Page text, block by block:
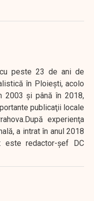
peste 23 de ani de
în Ploieşti, acolo
2003 şi până în 2018,
publicaţii locale
experienţa
a intrat în anul 2018
redactor-şef DC